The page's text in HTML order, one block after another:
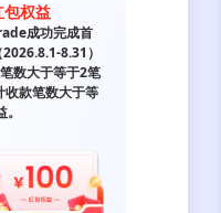
权益
成功完成首
8.31）
数大于等于2笔
收款笔数大于等